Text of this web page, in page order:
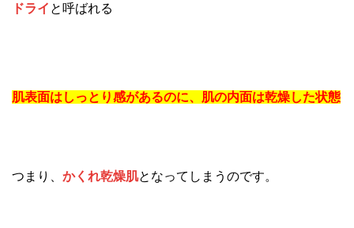
ドライ と呼ばれる
肌表面はしっとり感があるのに、肌の内面は乾燥した状態
つまり、 かくれ乾燥肌となってしまうのです。